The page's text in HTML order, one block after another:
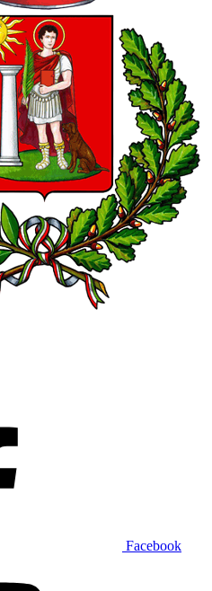
Facebook